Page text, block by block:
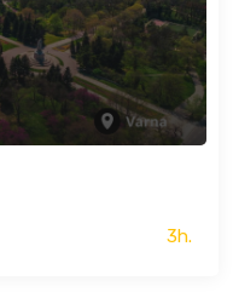
3h.